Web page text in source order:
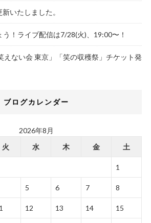
いたしました。
！ライブ配信は7/28(火)、19:00〜！
えない会 東京」「笑の収穫祭」チケット発
ブログカレンダー
2026年8月
火 水 木 金 土
1
5 6 7 8
12 13 14 15